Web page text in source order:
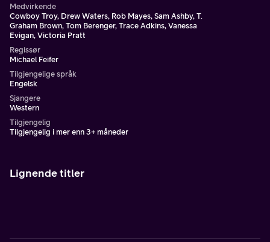
Medvirkende
Cowboy Troy, Drew Waters, Rob Mayes, Sam Ashby, T.
Graham Brown, Tom Berenger, Trace Adkins, Vanessa
Evigan, Victoria Pratt
Regissør
Michael Feifer
Tilgjengelige språk
Engelsk
Sjangere
Western
Tilgjengelig
Tilgjengelig i mer enn 3+ måneder
Lignende titler